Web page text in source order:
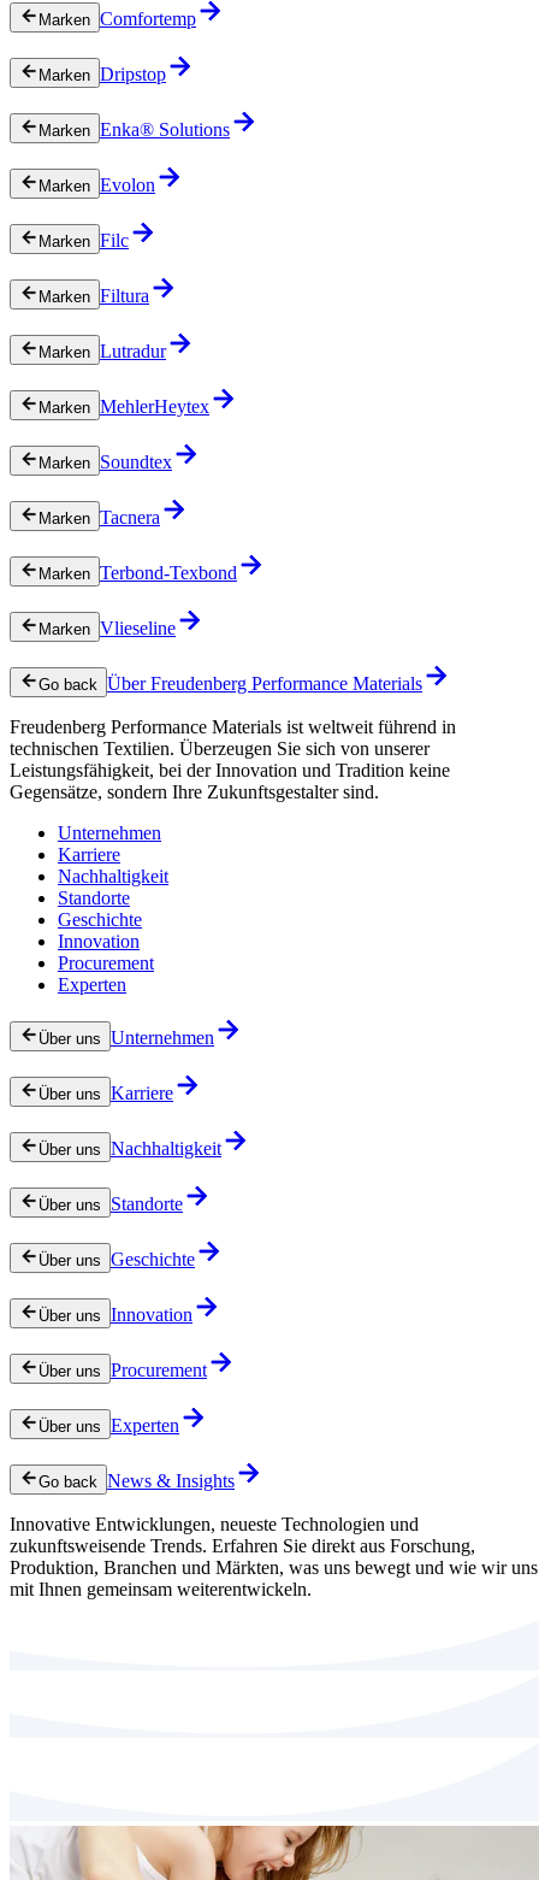
Marken Comfortemp
Marken Dripstop
Marken Enka® Solutions
Marken Evolon
Marken Filc
Marken Filtura
Marken Lutradur
Marken MehlerHeytex
Marken Soundtex
Marken Tacnera
Marken Terbond-Texbond
Marken Vlieseline
Go back Über Freudenberg Performance Materials
Freudenberg Performance Materials ist weltweit führend in
technischen Textilien. Überzeugen Sie sich von unserer
Leistungsfähigkeit, bei der Innovation und Tradition keine
Gegensätze, sondern Ihre Zukunftsgestalter sind.
Unternehmen
Karriere
Nachhaltigkeit
Standorte
Geschichte
Innovation
Procurement
Experten
Über uns Unternehmen
Über uns Karriere
Über uns Nachhaltigkeit
Über uns Standorte
Über uns Geschichte
Über uns Innovation
Über uns Procurement
Über uns Experten
Go back News & Insights
Innovative Entwicklungen, neueste Technologien und
zukunftsweisende Trends. Erfahren Sie direkt aus Forschung,
Produktion, Branchen und Märkten, was uns bewegt und wie wir uns
mit Ihnen gemeinsam weiterentwickeln.